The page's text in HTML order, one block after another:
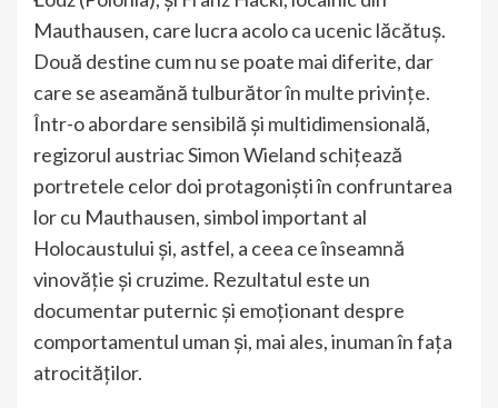
Mauthausen, care lucra acolo ca ucenic lăcătuș.
Două destine cum nu se poate mai diferite, dar
care se aseamănă tulburător în multe privinţe.
Într-o abordare sensibilă şi multidimensională,
regizorul austriac Simon Wieland schiţează
portretele celor doi protagoniști în confruntarea
lor cu Mauthausen, simbol important al
Holocaustului și, astfel, a ceea ce înseamnă
vinovăție și cruzime. Rezultatul este un
documentar puternic și emoționant despre
comportamentul uman şi, mai ales, inuman în fața
atrocităţilor.